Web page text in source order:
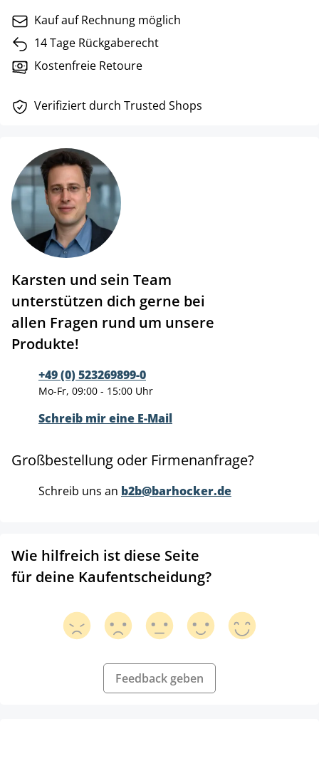
Kauf auf Rechnung möglich
14 Tage Rückgaberecht
Kostenfreie Retoure
Verifiziert durch Trusted Shops
Karsten und sein Team
unterstützen dich gerne bei
allen Fragen rund um unsere
Produkte!
+49 (0) 523269899-0
Mo-Fr, 09:00 - 15:00 Uhr
Schreib mir eine E-Mail
Großbestellung oder Firmenanfrage?
Schreib uns an b2b@barhocker.de
Wie hilfreich ist diese Seite
für deine Kaufentscheidung?
Feedback geben